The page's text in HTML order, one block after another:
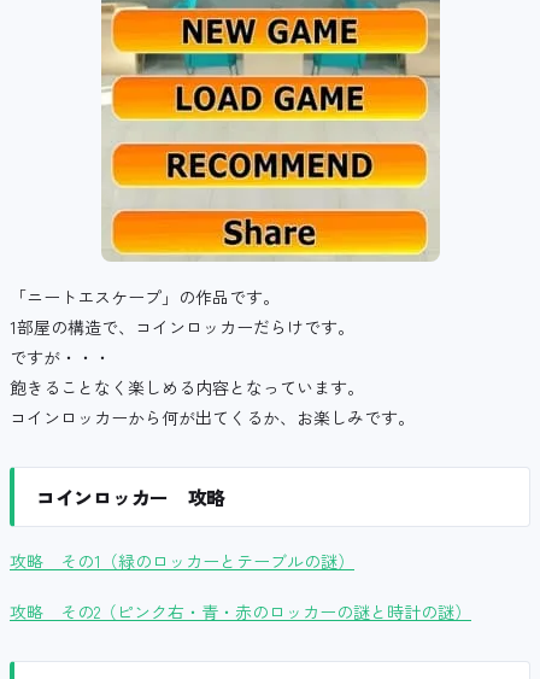
「ニートエスケープ」の作品です。
1部屋の構造で、コインロッカーだらけです。
ですが・・・
飽きることなく楽しめる内容となっています。
コインロッカーから何が出てくるか、お楽しみです。
コインロッカー 攻略
攻略 その1（緑のロッカーとテーブルの謎）
攻略 その2（ピンク右・青・赤のロッカーの謎と時計の謎）